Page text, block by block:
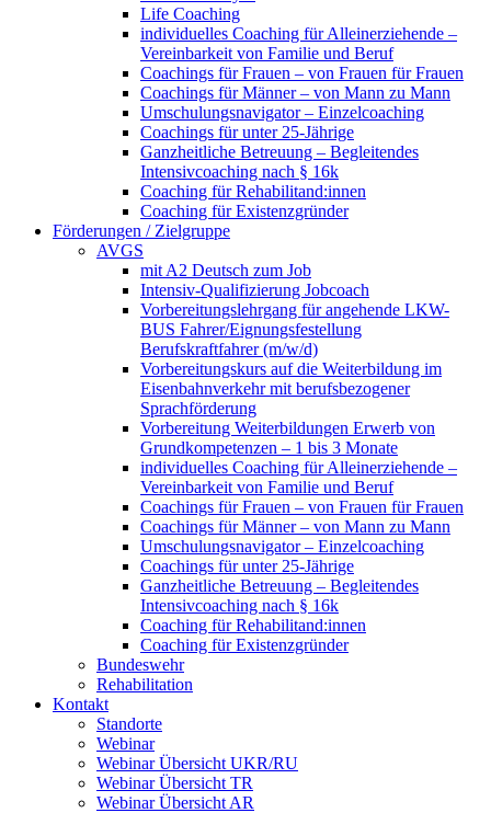
Life Coaching
individuelles Coaching für Alleinerziehende –
Vereinbarkeit von Familie und Beruf
Coachings für Frauen – von Frauen für Frauen
Coachings für Männer – von Mann zu Mann
Umschulungsnavigator – Einzelcoaching
Coachings für unter 25-Jährige
Ganzheitliche Betreuung – Begleitendes
Intensivcoaching nach § 16k
Coaching für Rehabilitand:innen
Coaching für Existenzgründer
Förderungen / Zielgruppe
AVGS
mit A2 Deutsch zum Job
Intensiv-Qualifizierung Jobcoach
Vorbereitungslehrgang für angehende LKW-
BUS Fahrer/Eignungsfestellung
Berufskraftfahrer (m/w/d)
Vorbereitungskurs auf die Weiterbildung im
Eisenbahnverkehr mit berufsbezogener
Sprachförderung
Vorbereitung Weiterbildungen Erwerb von
Grundkompetenzen – 1 bis 3 Monate
individuelles Coaching für Alleinerziehende –
Vereinbarkeit von Familie und Beruf
Coachings für Frauen – von Frauen für Frauen
Coachings für Männer – von Mann zu Mann
Umschulungsnavigator – Einzelcoaching
Coachings für unter 25-Jährige
Ganzheitliche Betreuung – Begleitendes
Intensivcoaching nach § 16k
Coaching für Rehabilitand:innen
Coaching für Existenzgründer
Bundeswehr
Rehabilitation
Kontakt
Standorte
Webinar
Webinar Übersicht UKR/RU
Webinar Übersicht TR
Webinar Übersicht AR